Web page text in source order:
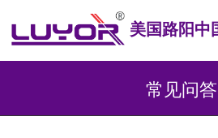
美国路阳中
常见问答